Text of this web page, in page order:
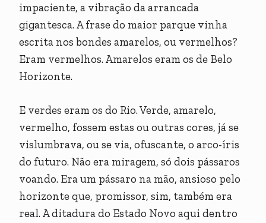
impaciente, a vibração da arrancada
gigantesca. A frase do maior parque vinha
escrita nos bondes amarelos, ou vermelhos?
Eram vermelhos. Amarelos eram os de Belo
Horizonte.
E verdes eram os do Rio. Verde, amarelo,
vermelho, fossem estas ou outras cores, já se
vislumbrava, ou se via, ofuscante, o arco-íris
do futuro. Não era miragem, só dois pássaros
voando. Era um pássaro na mão, ansioso pelo
horizonte que, promissor, sim, também era
real. A ditadura do Estado Novo aqui dentro